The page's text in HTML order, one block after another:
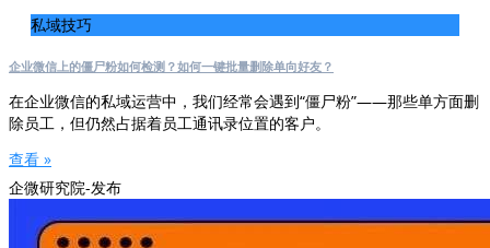
私域技巧
企业微信上的僵尸粉如何检测？如何一键批量删除单向好友？
在企业微信的私域运营中，我们经常会遇到“僵尸粉”——那些单方面删
除员工，但仍然占据着员工通讯录位置的客户。
查看 »
企微研究院-发布